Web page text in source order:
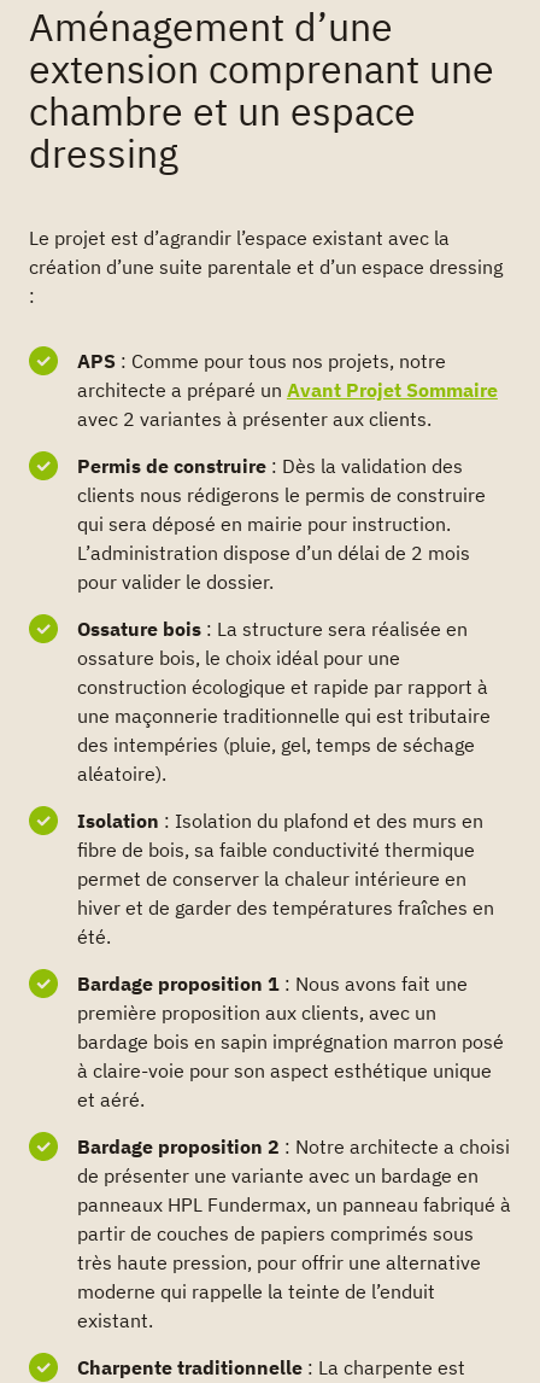
Aménagement d’une
extension comprenant une
chambre et un espace
dressing
Le projet est d’agrandir l’espace existant avec la
création d’une suite parentale et d’un espace dressing
:
APS : Comme pour tous nos projets, notre
architecte a préparé un Avant Projet Sommaire
avec 2 variantes à présenter aux clients.
Permis de construire: Dès la validation des
clients nous rédigerons le permis de construire
qui sera déposé en mairie pour instruction.
L’administration dispose d’un délai de 2 mois
pour valider le dossier.
Ossature bois: La structure sera réalisée en
ossature bois, le choix idéal pour une
construction écologique et rapide par rapport à
une maçonnerie traditionnelle qui est tributaire
des intempéries (pluie, gel, temps de séchage
aléatoire).
Isolation : Isolation du plafond et des murs en
fibre de bois, sa faible conductivité thermique
permet de conserver la chaleur intérieure en
hiver et de garder des températures fraîches en
été.
Bardage proposition 1: Nous avons fait une
première proposition aux clients, avec un
bardage bois en sapin imprégnation marron posé
à claire-voie pour son aspect esthétique unique
et aéré.
Bardage proposition 2 : Notre architecte a choisi
de présenter une variante avec un bardage en
panneaux HPL Fundermax, un panneau fabriqué à
partir de couches de papiers comprimés sous
très haute pression, pour offrir une alternative
moderne qui rappelle la teinte de l’enduit
existant.
Charpente traditionnelle: La charpente est